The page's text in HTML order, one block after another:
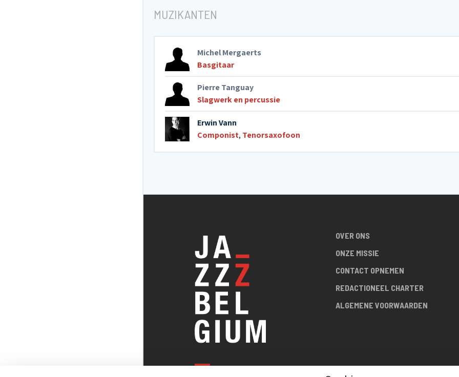
MUZIKANTEN
Michel Mergaerts
Basgitaar
Pierre Tanguay
Slagwerk en percussie
Erwin Vann
Componist, Tenorsaxofoon
OVER ONS
ONZE MISSIE
CONTACT OPNEMEN
REDACTIONEEL CHARTER
ALGEMENE VOORWAARDEN